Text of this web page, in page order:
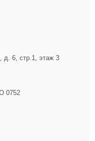
д. 6, стр.1, этаж 3
0752